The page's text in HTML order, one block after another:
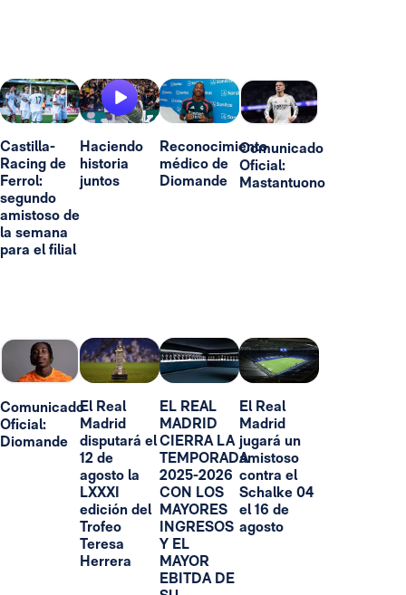
Castilla-
Racing de
Ferrol:
segundo
amistoso de
la semana
para el filial
Haciendo
historia
juntos
Reconocimiento
médico de
Diomande
Comunicado
Oficial:
Mastantuono
Comunicado
Oficial:
Diomande
El Real
Madrid
disputará el
12 de
agosto la
LXXXI
edición del
Trofeo
Teresa
Herrera
EL REAL
MADRID
CIERRA LA
TEMPORADA
2025-2026
CON LOS
MAYORES
INGRESOS
Y EL
MAYOR
EBITDA DE
El Real
Madrid
jugará un
amistoso
contra el
Schalke 04
el 16 de
agosto